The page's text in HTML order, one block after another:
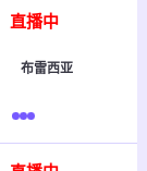
直播中
布雷西亚